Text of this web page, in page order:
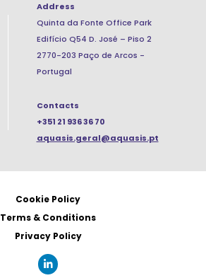
Address
Quinta da Fonte Office Park
Edifício Q54 D. José – Piso 2
2770-203 Paço de Arcos -
Portugal
Contacts
+351 21 936 36 70
aquasis.geral@aquasis.pt
Cookie Policy
Terms & Conditions
Privacy Policy